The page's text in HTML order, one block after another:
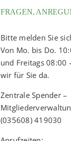
FRAGEN,
Bitte melden Sie
Von Mo. bis Do.
und Freitags 08:00
wir für Sie da.
Zentrale Spender –
(035608) 419030